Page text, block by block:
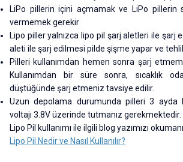
LiPo pillerin içini açmamak ve LiPo pillerin
vermemek gerekir
Lipo piller yalnızca lipo pil şarj aletleri ile şarj
aleti ile şarj edilmesi pilde şişme yapar ve
Pilleri kullanımdan hemen sonra şarj
Kullanımdan bir süre sonra, sıcaklık
düştüğünde şarj etmeniz tavsiye edilir.
Uzun depolama durumunda pilleri 3
voltajı 3.8V üzerinde tutmanız gerekmektedir.
Lipo Pil kullanımı ile ilgili blog yazımızı
Lipo Pil Nedir ve Nasıl Kullanılır?